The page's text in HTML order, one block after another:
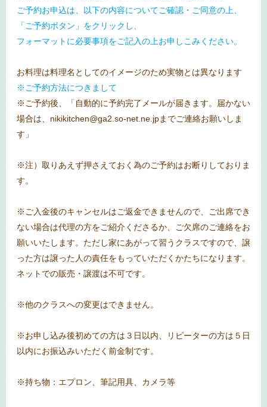
ご予約お申込は、以下の内容についてご確認・ご同意の上、
「ご予約ボタン」をクリックし、
フォーマットに必要事項をご記入の上お申しこみください。
お料理は料理名としてのイメージのため実物とは異なります
※ご予約方法につきまして
※ご予約後、「自動的に予約完了メールが届きます。届かない
場合は、nikikitchen@ga2.so-net.ne.jpまでご連絡お願いしま
す」
※注）取りあえず押さえておく為のご予約はお断りしておりま
す。
※ご入金後のキャンセルはご返金できませんので、ご出席でき
ない場合は代理の方をご紹介くださるか、ご欠席のご連絡をお
願いいたします。ただし家にあがって習うクラスですので、譲
った方は譲った人の責任をもっていただくかたちになります。
ネットでの販売・譲渡は不可です。
※他のクラスへの変更はできません。
※お申し込み後初めての方は３日以内、リピーターの方は５日
以内にお振込みいただく前金制です。
※持ち物：エプロン、筆記用具、カメラ等